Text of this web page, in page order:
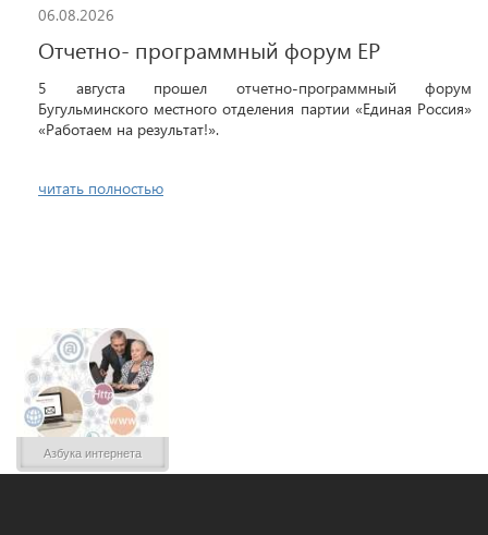
06.08.2026
Отчетно- программный форум ЕР
5 августа прошел отчетно-программный форум
Бугульминского местного отделения партии «Единая Россия»
«Работаем на результат!».
читать полностью
Азбука интернета